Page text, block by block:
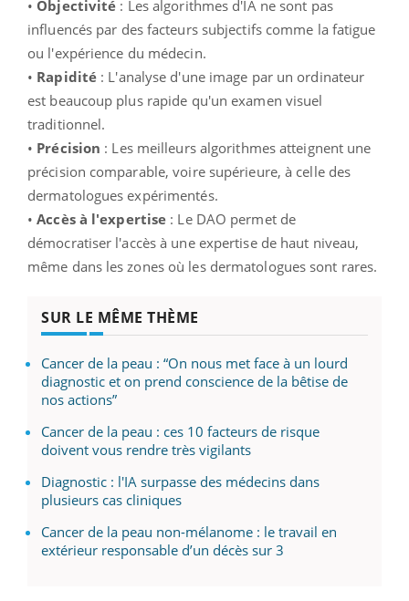
• Objectivité : Les algorithmes d'IA ne sont pas
influencés par des facteurs subjectifs comme la fatigue
ou l'expérience du médecin.
• Rapidité : L'analyse d'une image par un ordinateur
est beaucoup plus rapide qu'un examen visuel
traditionnel.
• Précision : Les meilleurs algorithmes atteignent une
précision comparable, voire supérieure, à celle des
dermatologues expérimentés.
•Accès à l'expertise : Le DAO permet de
démocratiser l'accès à une expertise de haut niveau,
même dans les zones où les dermatologues sont rares.
SUR LE MÊME THÈME
Cancer de la peau : “On nous met face à un lourd
diagnostic et on prend conscience de la bêtise de
nos actions”
Cancer de la peau : ces 10 facteurs de risque
doivent vous rendre très vigilants
Diagnostic : l'IA surpasse des médecins dans
plusieurs cas cliniques
Cancer de la peau non-mélanome : le travail en
extérieur responsable d’un décès sur 3